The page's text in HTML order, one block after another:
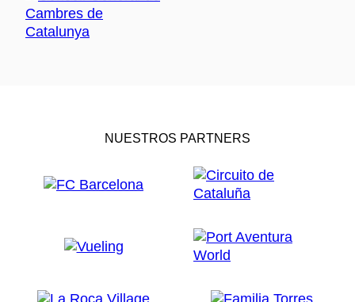
NUESTROS PARTNERS